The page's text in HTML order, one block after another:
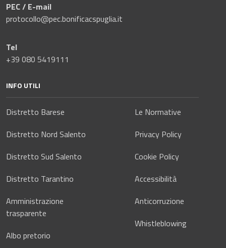
PEC / E-mail
protocollo@pec.bonificacspuglia.it
Tel
+39 080 5419111
INFO UTILI
Distretto Barese
Distretto Nord Salento
Distretto Sud Salento
Distretto Tarantino
Amministrazione
trasparente
Albo pretorio
Le Normative
Privacy Policy
Cookie Policy
Accessibilità
Anticorruzione
Whistleblowing